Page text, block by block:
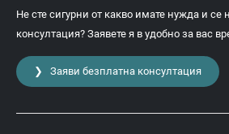
Не сте сигурни от какво имате нужда и се
консултация? Заявете я в удобно за вас
❯ Заяви безплатна консултация